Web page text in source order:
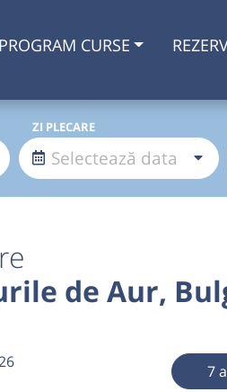
PROGRAM CURSE
ZI PLECARE
de Aur,
7